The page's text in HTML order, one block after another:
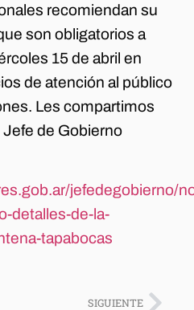
recomiendan su
son obligatorios a
15 de abril en
de atención al público
Les compartimos
de Gobierno
jefedegobierno/
detalles-de-la-
tapabocas
SIGUIENTE